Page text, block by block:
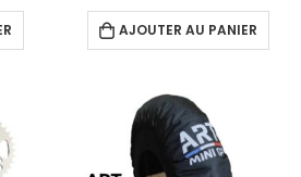
AJOUTER AU PANIER